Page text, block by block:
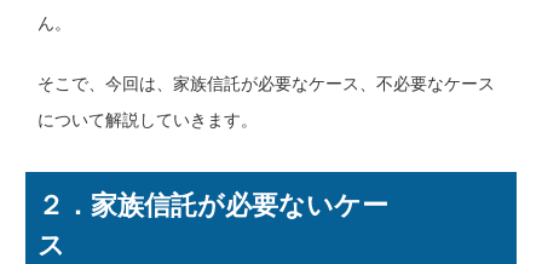
ん。
そこで、今回は、家族信託が必要なケース、不必要なケース
について解説していきます。
２．家族信託が必要ないケー
ス